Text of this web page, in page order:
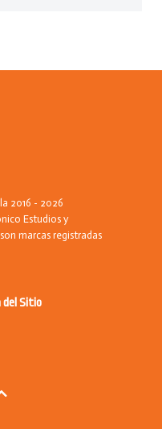
2016 - 2026
Estudios y
marcas registradas
del Sitio